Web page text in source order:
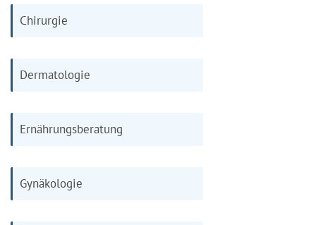
Chirurgie
Dermatologie
Ernährungsberatung
Gynäkologie